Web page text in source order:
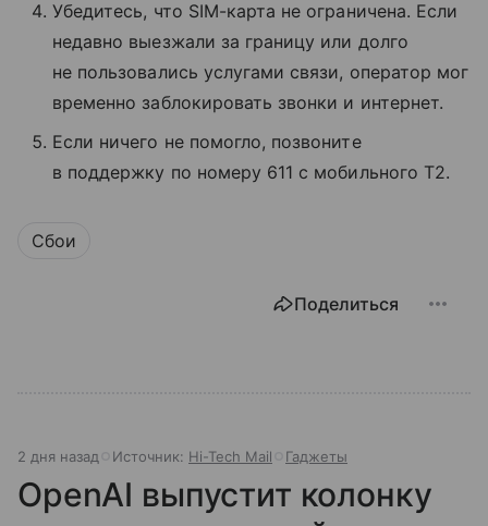
Убедитесь, что SIM-карта не ограничена. Если
недавно выезжали за границу или долго
не пользовались услугами связи, оператор мог
временно заблокировать звонки и интернет.
Если ничего не помогло, позвоните
в поддержку по номеру 611 с мобильного T2.
Сбои
Поделиться
2 дня назад Источник: Hi-Tech Mail Гаджеты
OpenAI выпустит колонку